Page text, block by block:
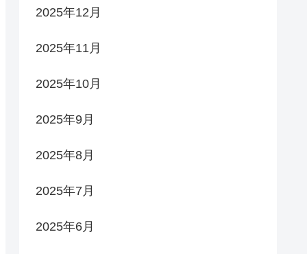
2025年12月
2025年11月
2025年10月
2025年9月
2025年8月
2025年7月
2025年6月